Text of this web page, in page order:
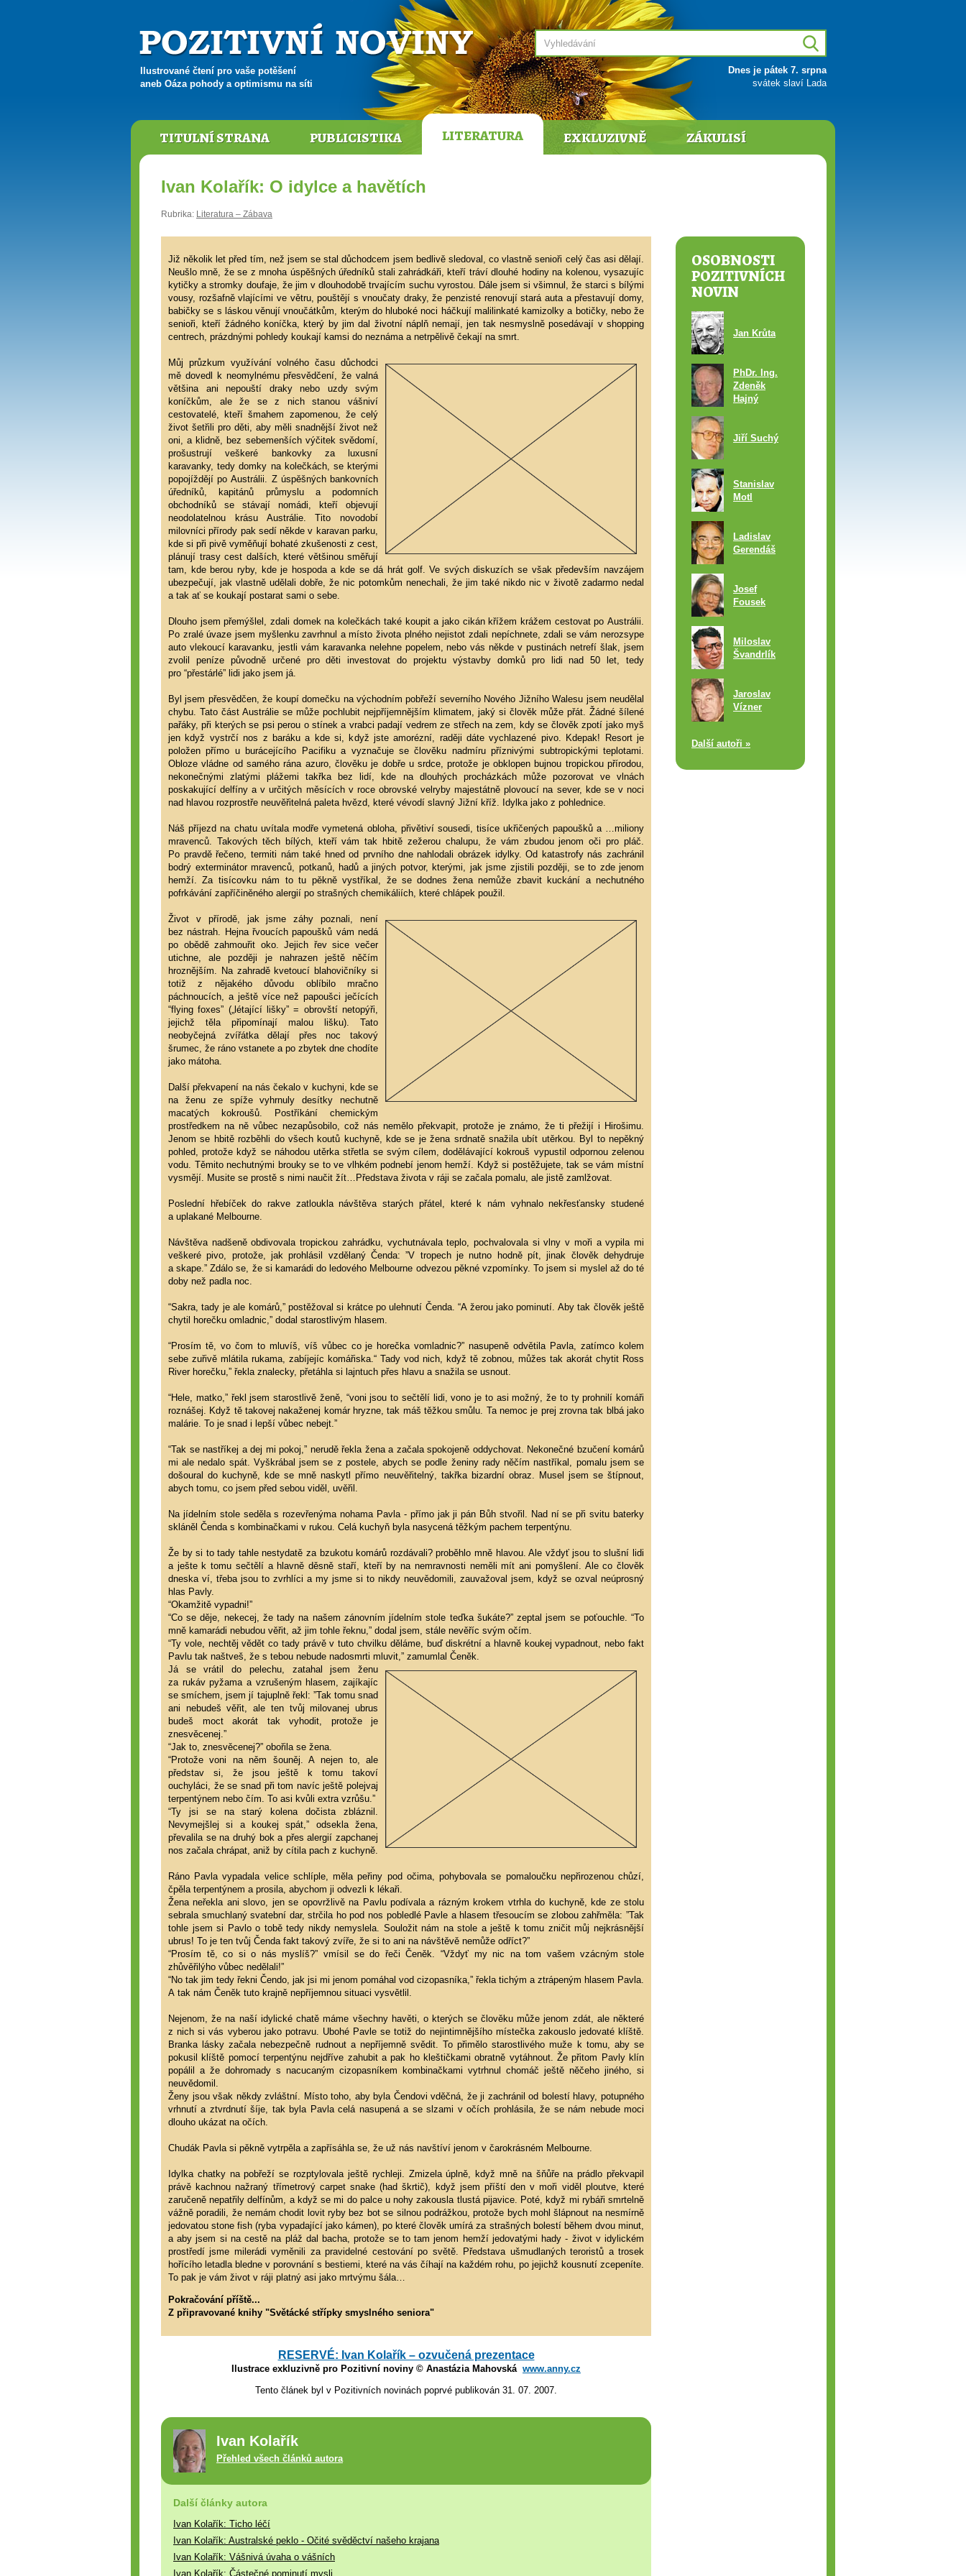
Ilustrované čtení pro vaše potěšení
aneb Oáza pohody a optimismu na síti
Dnes je pátek 7. srpna
svátek slaví Lada
TITULNÍ STRANA PUBLICISTIKA LITERATURA EXKLUZIVNĚ ZÁKULISÍ
Ivan Kolařík: O idylce a havětích
Rubrika: Literatura – Zábava
Již několik let před tím, než jsem se stal důchodcem jsem bedlivě sledoval, co vlastně senioři celý čas asi dělají.
Neušlo mně, že se z mnoha úspěšných úředníků stali zahrádkáři, kteří tráví dlouhé hodiny na kolenou, vysazujíc
kytičky a stromky doufaje, že jim v dlouhodobě trvajícím suchu vyrostou. Dále jsem si všimnul, že starci s bílými
vousy, rozšafně vlajícími ve větru, pouštějí s vnoučaty draky, že penzisté renovují stará auta a přestavují domy,
babičky se s láskou věnují vnoučátkům, kterým do hluboké noci háčkují malilinkaté kamizolky a botičky, nebo že
senioři, kteří žádného koníčka, který by jim dal životní náplň nemají, jen tak nesmyslně posedávají v shopping
centrech, prázdnými pohledy koukají kamsi do neznáma a netrpělivě čekají na smrt.
Můj průzkum využívání volného času důchodci
mě dovedl k neomylnému přesvědčení, že valná
většina ani nepouští draky nebo uzdy svým
koníčkům, ale že se z nich stanou vášniví
cestovatelé, kteří šmahem zapomenou, že celý
život šetřili pro děti, aby měli snadnější život než
oni, a klidně, bez sebemenších výčitek svědomí,
prošustrují veškeré bankovky za luxusní
karavanky, tedy domky na kolečkách, se kterými
popojíždějí po Austrálii. Z úspěšných bankovních
úředníků, kapitánů průmyslu a podomních
obchodníků se stávají nomádi, kteří objevují
neodolatelnou krásu Austrálie. Tito novodobí
milovníci přírody pak sedí někde v karavan parku,
kde si při pivě vyměňují bohaté zkušenosti z cest,
plánují trasy cest dalších, které většinou směřují
tam, kde berou ryby, kde je hospoda a kde se dá hrát golf. Ve svých diskuzích se však především navzájem
ubezpečují, jak vlastně udělali dobře, že nic potomkům nenechali, že jim také nikdo nic v životě zadarmo nedal
a tak ať se koukají postarat sami o sebe.
Dlouho jsem přemýšlel, zdali domek na kolečkách také koupit a jako cikán křížem krážem cestovat po Austrálii.
Po zralé úvaze jsem myšlenku zavrhnul a místo života plného nejistot zdali nepíchnete, zdali se vám nerozsype
auto vlekoucí karavanku, jestli vám karavanka nelehne popelem, nebo vás někde v pustinách netrefí šlak, jsem
zvolil peníze původně určené pro děti investovat do projektu výstavby domků pro lidi nad 50 let, tedy
pro “přestárlé” lidi jako jsem já.
Byl jsem přesvědčen, že koupí domečku na východním pobřeží severního Nového Jižního Walesu jsem neudělal
chybu. Tato část Austrálie se může pochlubit nejpříjemnějším klimatem, jaký si člověk může přát. Žádné šílené
pařáky, při kterých se psi perou o stínek a vrabci padají vedrem ze střech na zem, kdy se člověk zpotí jako myš
jen když vystrčí nos z baráku a kde si, když jste amorézní, raději dáte vychlazené pivo. Kdepak! Resort je
položen přímo u burácejícího Pacifiku a vyznačuje se člověku nadmíru příznivými subtropickými teplotami.
Obloze vládne od samého rána azuro, člověku je dobře u srdce, protože je obklopen bujnou tropickou přírodou,
nekonečnými zlatými plážemi takřka bez lidí, kde na dlouhých procházkách může pozorovat ve vlnách
poskakující delfíny a v určitých měsících v roce obrovské velryby majestátně plovoucí na sever, kde se v noci
nad hlavou rozprostře neuvěřitelná paleta hvězd, které vévodí slavný Jižní kříž. Idylka jako z pohlednice.
Náš příjezd na chatu uvítala modře vymetená obloha, přivětiví sousedi, tisíce ukřičených papoušků a …miliony
mravenců. Takových těch bílých, kteří vám tak hbitě zežerou chalupu, že vám zbudou jenom oči pro pláč.
Po pravdě řečeno, termiti nám také hned od prvního dne nahlodali obrázek idylky. Od katastrofy nás zachránil
bodrý exterminátor mravenců, potkanů, hadů a jiných potvor, kterými, jak jsme zjistili později, se to zde jenom
hemží. Za tisícovku nám to tu pěkně vystříkal, že se dodnes žena nemůže zbavit kuckání a nechutného
pofrkávání zapříčiněného alergií po strašných chemikáliích, které chlápek použil.
Život v přírodě, jak jsme záhy poznali, není
bez nástrah. Hejna řvoucích papoušků vám nedá
po obědě zahmouřit oko. Jejich řev sice večer
utichne, ale později je nahrazen ještě něčím
hroznějším. Na zahradě kvetoucí blahovičníky si
totiž z nějakého důvodu oblíbilo mračno
páchnoucích, a ještě více než papoušci ječících
“flying foxes” („létající lišky” = obrovští netopýři,
jejichž těla připomínají malou lišku). Tato
neobyčejná zvířátka dělají přes noc takový
šrumec, že ráno vstanete a po zbytek dne chodíte
jako mátoha.
Další překvapení na nás čekalo v kuchyni, kde se
na ženu ze spíže vyhrnuly desítky nechutně
macatých kokroušů. Postříkání chemickým
prostředkem na ně vůbec nezapůsobilo, což nás nemělo překvapit, protože je známo, že ti přežijí i Hirošimu.
Jenom se hbitě rozběhli do všech koutů kuchyně, kde se je žena srdnatě snažila ubít utěrkou. Byl to nepěkný
pohled, protože když se náhodou utěrka střetla se svým cílem, dodělávající kokrouš vypustil odpornou zelenou
vodu. Těmito nechutnými brouky se to ve vlhkém podnebí jenom hemží. Když si postěžujete, tak se vám místní
vysmějí. Musite se prostě s nimi naučit žít…Představa života v ráji se začala pomalu, ale jistě zamlžovat.
Poslední hřebíček do rakve zatloukla návštěva starých přátel, které k nám vyhnalo nekřesťansky studené
a uplakané Melbourne.
Návštěva nadšeně obdivovala tropickou zahrádku, vychutnávala teplo, pochvalovala si vlny v moři a vypila mi
veškeré pivo, protože, jak prohlásil vzdělaný Čenda: ”V tropech je nutno hodně pít, jinak člověk dehydruje
a skape.” Zdálo se, že si kamarádi do ledového Melbourne odvezou pěkné vzpomínky. To jsem si myslel až do té
doby než padla noc.
“Sakra, tady je ale komárů,” postěžoval si krátce po ulehnutí Čenda. “A žerou jako pominutí. Aby tak člověk ještě
chytil horečku omladnic,” dodal starostlivým hlasem.
“Prosím tě, vo čom to mluvíš, víš vůbec co je horečka vomladnic?” nasupeně odvětila Pavla, zatímco kolem
sebe zuřivě mlátila rukama, zabíjejíc komářiska.“ Tady vod nich, když tě zobnou, můžes tak akorát chytit Ross
River horečku,” řekla znalecky, přetáhla si lajntuch přes hlavu a snažila se usnout.
“Hele, matko,” řekl jsem starostlivě ženě, “voni jsou to sečtělí lidi, vono je to asi možný, že to ty prohnilí komáři
roznášej. Když tě takovej nakaženej komár hryzne, tak máš těžkou smůlu. Ta nemoc je prej zrovna tak blbá jako
malárie. To je snad i lepší vůbec nebejt.”
“Tak se nastříkej a dej mi pokoj,” nerudě řekla žena a začala spokojeně oddychovat. Nekonečné bzučení komárů
mi ale nedalo spát. Vyškrábal jsem se z postele, abych se podle ženiny rady něčím nastříkal, pomalu jsem se
došoural do kuchyně, kde se mně naskytl přímo neuvěřitelný, takřka bizardní obraz. Musel jsem se štípnout,
abych tomu, co jsem před sebou viděl, uvěřil.
Na jídelním stole seděla s rozevřenýma nohama Pavla - přímo jak ji pán Bůh stvořil. Nad ní se při svitu baterky
skláněl Čenda s kombinačkami v rukou. Celá kuchyň byla nasycená těžkým pachem terpentýnu.
Že by si to tady tahle nestydatě za bzukotu komárů rozdávali? proběhlo mně hlavou. Ale vždyť jsou to slušní lidi
a ješte k tomu sečtělí a hlavně děsně staří, kteří by na nemravnosti neměli mít ani pomyšlení. Ale co člověk
dneska ví, třeba jsou to zvrhlíci a my jsme si to nikdy neuvědomili, zauvažoval jsem, když se ozval neúprosný
hlas Pavly.
“Okamžitě vypadni!”
“Co se děje, nekecej, že tady na našem zánovním jídelním stole teďka šukáte?” zeptal jsem se poťouchle. “To
mně kamarádi nebudou věřit, až jim tohle řeknu,” dodal jsem, stále nevěříc svým očím.
“Ty vole, nechtěj vědět co tady právě v tuto chvilku děláme, buď diskrétní a hlavně koukej vypadnout, nebo fakt
Pavlu tak naštveš, že s tebou nebude nadosmrti mluvit,” zamumlal Čeněk.
Já se vrátil do pelechu, zatahal jsem ženu
za rukáv pyžama a vzrušeným hlasem, zajíkajíc
se smíchem, jsem jí tajuplně řekl: ”Tak tomu snad
ani nebudeš věřit, ale ten tvůj milovanej ubrus
budeš moct akorát tak vyhodit, protože je
znesvěcenej.”
“Jak to, znesvěcenej?” obořila se žena.
“Protože voni na něm šouněj. A nejen to, ale
představ si, že jsou ještě k tomu takoví
ouchyláci, že se snad při tom navíc ještě polejvaj
terpentýnem nebo čím. To asi kvůli extra vzrůšu.”
“Ty jsi se na starý kolena dočista zbláznil.
Nevymejšlej si a koukej spát,” odsekla žena,
převalila se na druhý bok a přes alergií zapchanej
nos začala chrápat, aniž by cítila pach z kuchyně.
Ráno Pavla vypadala velice schlíple, měla peřiny pod očima, pohybovala se pomaloučku nepřirozenou chůzí,
čpěla terpentýnem a prosila, abychom ji odvezli k lékaři.
Žena neřekla ani slovo, jen se opovržlivě na Pavlu podívala a rázným krokem vtrhla do kuchyně, kde ze stolu
sebrala smuchlaný svatební dar, strčila ho pod nos pobledlé Pavle a hlasem třesoucím se zlobou zahřměla: ”Tak
tohle jsem si Pavlo o tobě tedy nikdy nemyslela. Souložit nám na stole a ještě k tomu zničit můj nejkrásnější
ubrus! To je ten tvůj Čenda fakt takový zvíře, že si to ani na návštěvě nemůže odříct?”
“Prosím tě, co si o nás myslíš?” vmísil se do řeči Čeněk. “Vždyť my nic na tom vašem vzácným stole
zhůvěřilýho vůbec nedělali!”
“No tak jim tedy řekni Čendo, jak jsi mi jenom pomáhal vod cizopasníka,” řekla tichým a ztrápeným hlasem Pavla.
A tak nám Čeněk tuto krajně nepříjemnou situaci vysvětlil.
Nejenom, že na naší idylické chatě máme všechny havěti, o kterých se člověku může jenom zdát, ale některé
z nich si vás vyberou jako potravu. Ubohé Pavle se totiž do nejintimnějšího místečka zakouslo jedovaté klíště.
Branka lásky začala nebezpečně rudnout a nepříjemně svědit. To přimělo starostlivého muže k tomu, aby se
pokusil klíště pomocí terpentýnu nejdříve zahubit a pak ho kleštičkami obratně vytáhnout. Že přitom Pavly klín
popálil a že dohromady s nacucaným cizopasníkem kombinačkami vytrhnul chomáč ještě něčeho jiného, si
neuvědomil.
Ženy jsou však někdy zvláštní. Místo toho, aby byla Čendovi vděčná, že ji zachránil od bolestí hlavy, potupného
vrhnutí a ztvrdnutí šíje, tak byla Pavla celá nasupená a se slzami v očích prohlásila, že se nám nebude moci
dlouho ukázat na očích.
Chudák Pavla si pěkně vytrpěla a zapřísáhla se, že už nás navštíví jenom v čarokrásném Melbourne.
Idylka chatky na pobřeží se rozptylovala ještě rychleji. Zmizela úplně, když mně na šňůře na prádlo překvapil
právě kachnou nažraný třímetrový carpet snake (had škrtič), když jsem příští den v moři viděl ploutve, které
zaručeně nepatřily delfínům, a když se mi do palce u nohy zakousla tlustá pijavice. Poté, když mi rybáři smrtelně
vážně poradili, že nemám chodit lovit ryby bez bot se silnou podrážkou, protože bych mohl šlápnout na nesmírně
jedovatou stone fish (ryba vypadající jako kámen), po které člověk umírá za strašných bolestí během dvou minut,
a aby jsem si na cestě na pláž dal bacha, protože se to tam jenom hemží jedovatými hady - život v idylickém
prostředí jsme milerádi vyměnili za pravidelné cestování po světě. Představa ušmudlaných teroristů a trosek
hořícího letadla bledne v porovnání s bestiemi, které na vás číhají na každém rohu, po jejichž kousnutí zcepeníte.
To pak je vám život v ráji platný asi jako mrtvýmu šála…
Pokračování příště...
Z připravované knihy "Světácké střípky smyslného seniora"
RESERVÉ: Ivan Kolařík – ozvučená prezentace
Ilustrace exkluzivně pro Pozitivní noviny © Anastázia Mahovská www.anny.cz
Tento článek byl v Pozitivních novinách poprvé publikován 31. 07. 2007.
Ivan Kolařík
Přehled všech článků autora
Další články autora
Ivan Kolařík: Ticho léčí
Ivan Kolařík: Australské peklo - Očité svěděctví našeho krajana
Ivan Kolařík: Vášnivá úvaha o vášních
Ivan Kolařík: Částečné pominutí mysli
OSOBNOSTI
POZITIVNÍCH
NOVIN
Jan Krůta
PhDr. Ing.
Zdeněk
Hajný
Jiří Suchý
Stanislav
Motl
Ladislav
Gerendáš
Josef
Fousek
Miloslav
Švandrlík
Jaroslav
Vízner
Další autoři »